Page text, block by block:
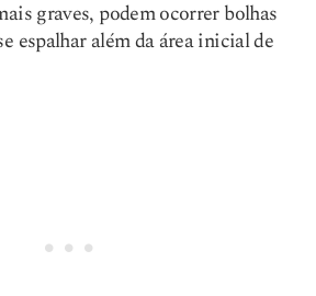
graves, podem ocorrer bolhas
espalhar além da área inicial de